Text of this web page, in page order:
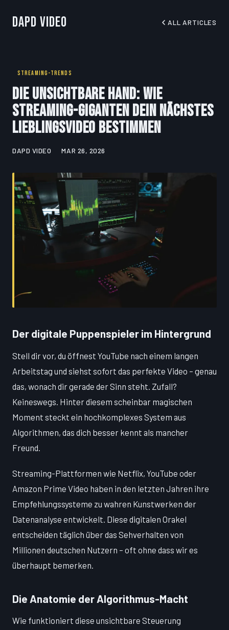
DapD Video ALL ARTICLES
STREAMING-TRENDS
Die unsichtbare Hand: Wie
Streaming-Giganten dein nächstes
Lieblingsvideo bestimmen
DAPD VIDEO MAR 26, 2026
Der digitale Puppenspieler im Hintergrund
Stell dir vor, du öffnest YouTube nach einem langen
Arbeitstag und siehst sofort das perfekte Video – genau
das, wonach dir gerade der Sinn steht. Zufall?
Keineswegs. Hinter diesem scheinbar magischen
Moment steckt ein hochkomplexes System aus
Algorithmen, das dich besser kennt als mancher
Freund.
Streaming-Plattformen wie Netflix, YouTube oder
Amazon Prime Video haben in den letzten Jahren ihre
Empfehlungssysteme zu wahren Kunstwerken der
Datenanalyse entwickelt. Diese digitalen Orakel
entscheiden täglich über das Sehverhalten von
Millionen deutschen Nutzern – oft ohne dass wir es
überhaupt bemerken.
Die Anatomie der Algorithmus-Macht
Wie funktioniert diese unsichtbare Steuerung